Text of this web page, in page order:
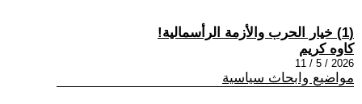
(1) خيار الحرب والأزمة الرأسمالية!
كاوه كريم
2026 / 5 / 11
مواضيع وابحاث سياسية